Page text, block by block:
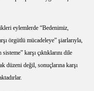
eylemlerde “Bedenimiz,
örgütlü mücadeleye” şiarlarıyla,
karşı çıktıklarını dile
düzeni değil, sonuçlarına karşı